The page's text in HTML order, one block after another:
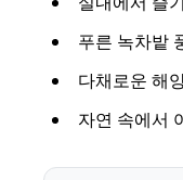
푸른 녹차밭
다채로운 해
자연 속에서